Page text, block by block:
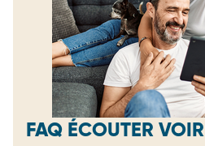
FAQ ÉCOUTER VOIR